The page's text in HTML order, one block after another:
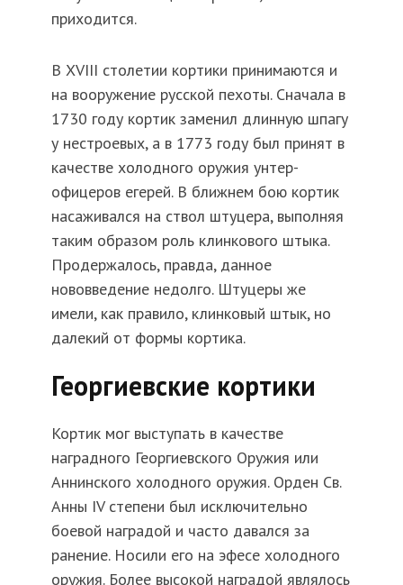
приходится.
В XVIII столетии кортики принимаются и
на вооружение русской пехоты. Сначала в
1730 году кортик заменил длинную шпагу
у нестроевых, а в 1773 году был принят в
качестве холодного оружия унтер-
офицеров егерей. В ближнем бою кортик
насаживался на ствол штуцера, выполняя
таким образом роль клинкового штыка.
Продержалось, правда, данное
нововведение недолго. Штуцеры же
имели, как правило, клинковый штык, но
далекий от формы кортика.
Георгиевские кортики
Кортик мог выступать в качестве
наградного Георгиевского Оружия или
Аннинского холодного оружия. Орден Св.
Анны IV степени был исключительно
боевой наградой и часто давался за
ранение. Носили его на эфесе холодного
оружия. Более высокой наградой являлось